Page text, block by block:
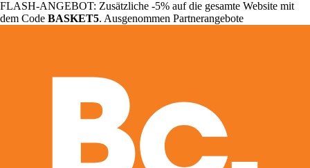
FLASH-ANGEBOT: Zusätzliche -5% auf die gesamte Website mit
dem Code BASKET5. Ausgenommen Partnerangebote